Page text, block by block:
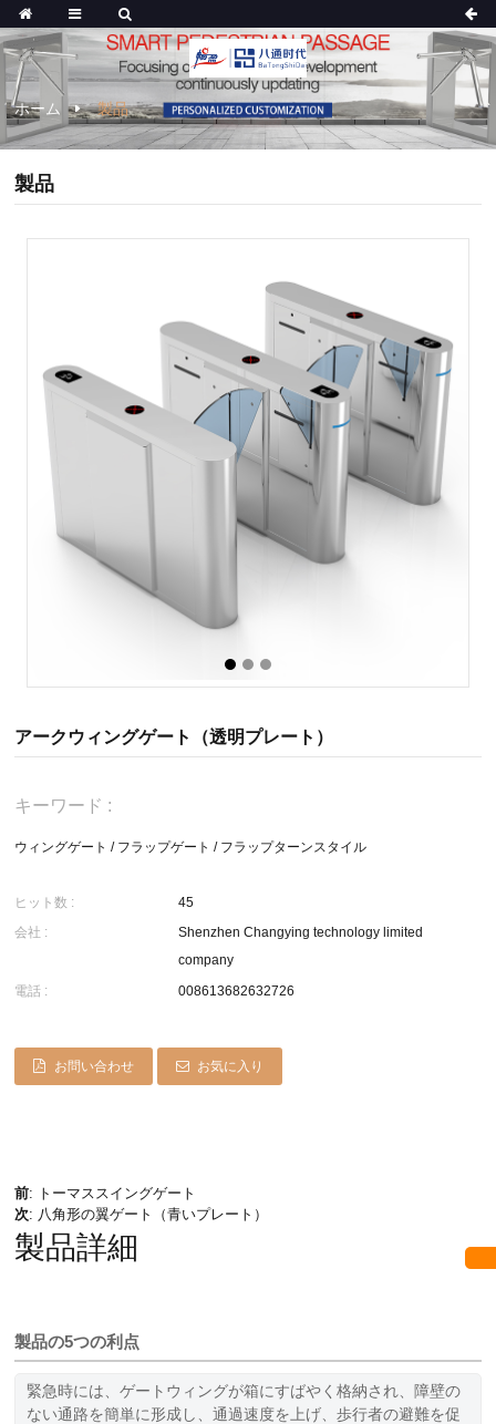
ホーム 製品
製品
アークウィングゲート（透明プレート）
キーワード :
ウィングゲート / フラップゲート / フラップターンスタイル
ヒット数 :
45
会社 :
Shenzhen Changying technology limited
company
電話 :
008613682632726
お問い合わせ お気に入り
前: トーマススイングゲート
次: 八角形の翼ゲート（青いプレート）
製品詳細
製品の5つの利点
緊急時には、ゲートウィングが箱にすばやく格納され、障壁の
ない通路を簡単に形成し、通過速度を上げ、歩行者の避難を促